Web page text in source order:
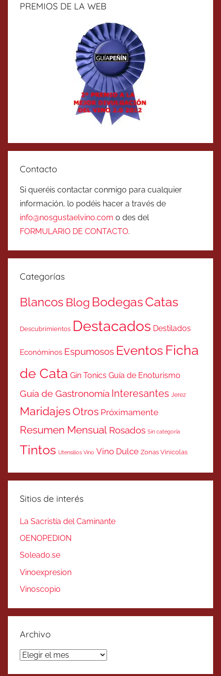
PREMIOS DE LA WEB
Contacto
Si queréis contactar conmigo para cualquier
información, lo podéis hacer a través de
info@nosgustaelvino.com o des del
FORMULARIO DE CONTACTO.
Categorías
Blancos Blog BodegasCatas
Descubrimientos Destacados Destilados
Económinos Espumosos Eventos Ficha
de Cata Gin Tonics Guía de Enoturismo
Guía de Gastronomía Interesantes Jerez
MaridajesOtros Próximamente
Resumen Mensual Rosados Sin categoría
Tintos Utensilios Vino Vino Dulce Zonas Vinicolas
Sitios de interés
La Sacristía del Caminante
OENOPEDION
Soleado.se
Vinoexpresion
Vinoscopio
Archivo
Archivo